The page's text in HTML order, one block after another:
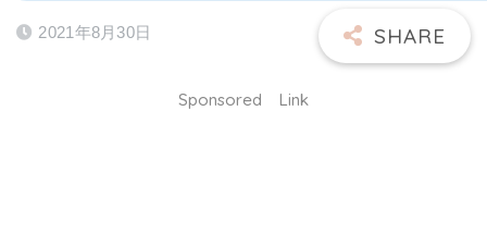
2021年8月30日
Sponsored Link